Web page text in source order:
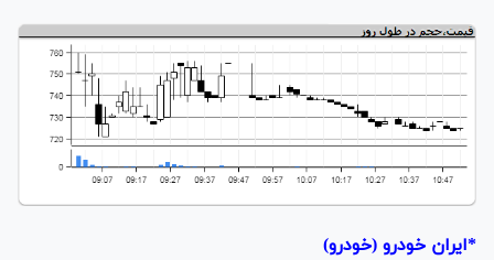
*ایران خودرو (خودرو)